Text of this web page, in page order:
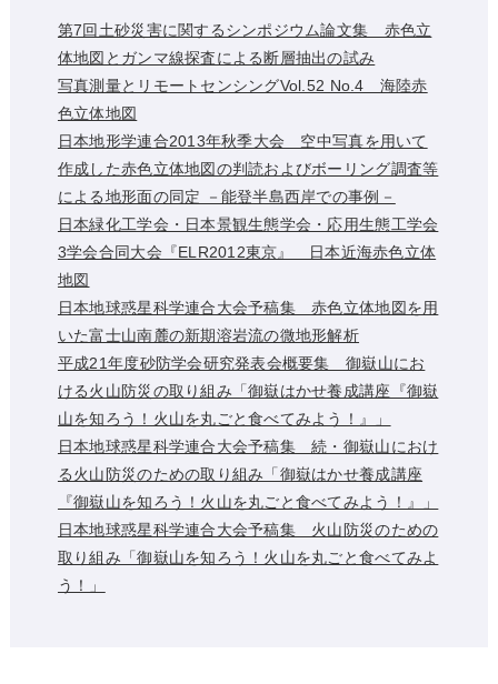
第7回土砂災害に関するシンポジウム論文集 赤色立
体地図とガンマ線探査による断層抽出の試み
写真測量とリモートセンシングVol.52 No.4 海陸赤
色立体地図
日本地形学連合2013年秋季大会 空中写真を用いて
作成した赤色立体地図の判読およびボーリング調査等
による地形面の同定 －能登半島西岸での事例－
日本緑化工学会・日本景観生態学会・応用生態工学会
3学会合同大会『ELR2012東京』 日本近海赤色立体
地図
日本地球惑星科学連合大会予稿集 赤色立体地図を用
いた富士山南麓の新期溶岩流の微地形解析
平成21年度砂防学会研究発表会概要集 御嶽山にお
ける火山防災の取り組み「御嶽はかせ養成講座『御嶽
山を知ろう！火山を丸ごと食べてみよう！』」
日本地球惑星科学連合大会予稿集 続・御嶽山におけ
る火山防災のための取り組み「御嶽はかせ養成講座
『御嶽山を知ろう！火山を丸ごと食べてみよう！』」
日本地球惑星科学連合大会予稿集 火山防災のための
取り組み「御嶽山を知ろう！火山を丸ごと食べてみよ
う！」